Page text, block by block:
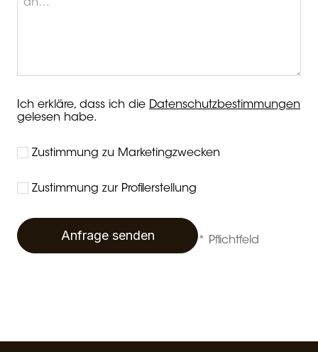
Ich erkläre, dass ich die Datenschutzbestimmungen
gelesen habe.
Zustimmung zu Marketingzwecken
Zustimmung zur Profilerstellung
Anfrage senden * Pflichtfeld